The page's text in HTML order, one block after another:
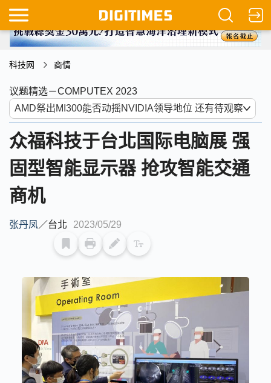
科技网 商情
议题精选－COMPUTEX 2023
众福科技于台北国际电脑展 强
固型智能显示器 抢攻智能交通
商机
张丹凤／台北 2023/05/29